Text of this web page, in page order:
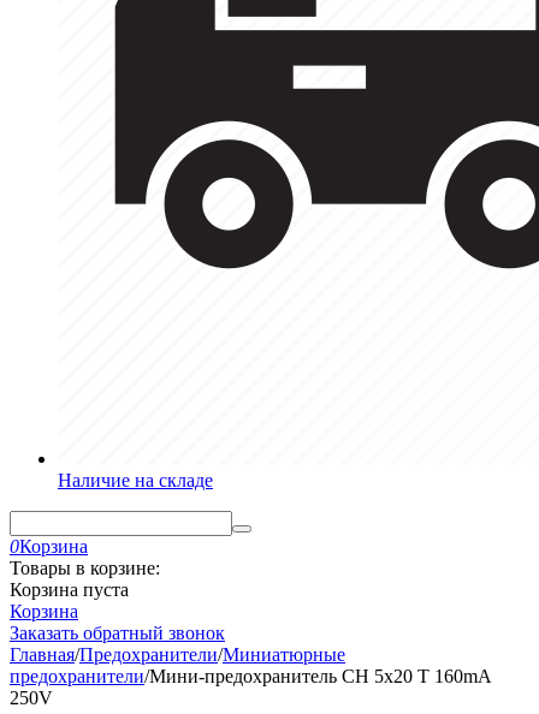
Наличие на складе
0Корзина
Товары в корзине:
Корзина пуста
Корзина
Заказать обратный звонок
Главная/Предохранители/Миниатюрные
предохранители/Мини-предохранитель CH 5x20 T 160mA
250V